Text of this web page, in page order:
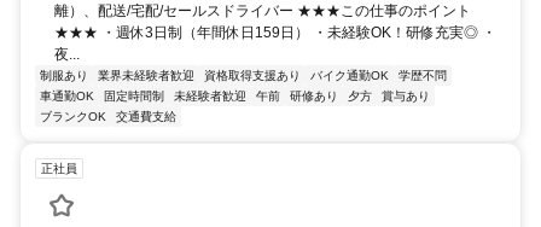
離）、配送/宅配/セールスドライバー ★★★この仕事のポイント
★★★ ・週休3日制（年間休日159日） ・未経験OK！研修充実◎ ・
夜...
制服あり 業界未経験者歓迎 資格取得支援あり バイク通勤OK
学歴不問
車通勤OK
固定時間制 未経験者歓迎 午前 研修あり 夕方
賞与あり
ブランクOK
交通費支給
正社員